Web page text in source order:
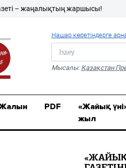
жаршысы!
Нашар көретіндерге
Мысалы: Қазақстан
PDF
«Жайық
жыл
«ЖАЙЫҚ